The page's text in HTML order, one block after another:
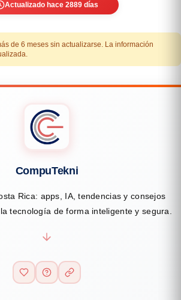
Actualizado hace 2889 días
de 6 meses sin actualizarse. La información
CompuTekni
Rica: apps, IA, tendencias y consejos
tecnología de forma inteligente y segura.